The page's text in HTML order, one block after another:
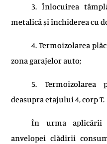
3. Înlocuirea
metalică și închiderea cu
4. Termoizolarea
zona garajelor auto;
5.
deasupra etajului 4, corp T.
În urma aplicării
anvelopei clădirii